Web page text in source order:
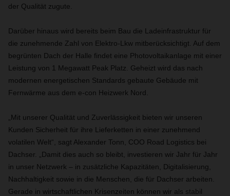
der Qualität zugute.
Darüber hinaus wird bereits beim Bau die Ladeinfrastruktur für
die zunehmende Zahl von Elektro-Lkw mitberücksichtigt. Auf dem
begrünten Dach der Halle findet eine Photovoltaikanlage mit einer
Leistung von 1 Megawatt Peak Platz. Geheizt wird das nach
modernen energetischen Standards gebaute Gebäude mit
Fernwärme aus dem e-con Heizwerk Nord.
„Mit unserer Qualität und Zuverlässigkeit bieten wir unseren
Kunden Sicherheit für ihre Lieferketten in einer zunehmend
volatilen Welt“, sagt Alexander Tonn, COO Road Logistics bei
Dachser. „Damit dies auch so bleibt, investieren wir Jahr für Jahr
in unser Netzwerk – in zusätzliche Kapazitäten, Digitalisierung,
Nachhaltigkeit sowie in die Menschen, die für Dachser arbeiten.
Gerade in wirtschaftlichen Krisenzeiten können wir als stabil